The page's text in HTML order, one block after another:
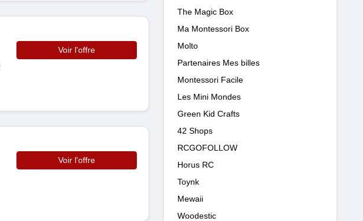
Voir l'offre
Voir l'offre
The Magic Box
Ma Montessori Box
Molto
Partenaires Mes billes
Montessori Facile
Les Mini Mondes
Green Kid Crafts
42 Shops
RCGOFOLLOW
Horus RC
Toynk
Mewaii
Woodestic